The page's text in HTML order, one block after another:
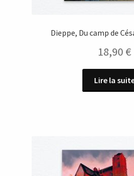
Dieppe, Du camp de
18,90 €
Lire la